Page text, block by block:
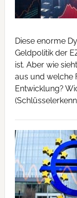
Diese enorme
Geldpolitik der
ist. Aber wie
aus und welche
Entwicklung?